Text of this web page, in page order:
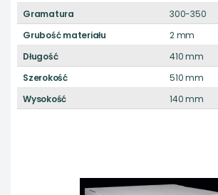
Gramatura
300-350
Grubość materiału
2 mm
Długość
410 mm
Szerokość
510 mm
Wysokość
140 mm